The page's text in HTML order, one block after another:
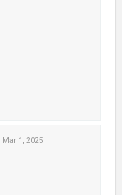
Mar 1, 2025